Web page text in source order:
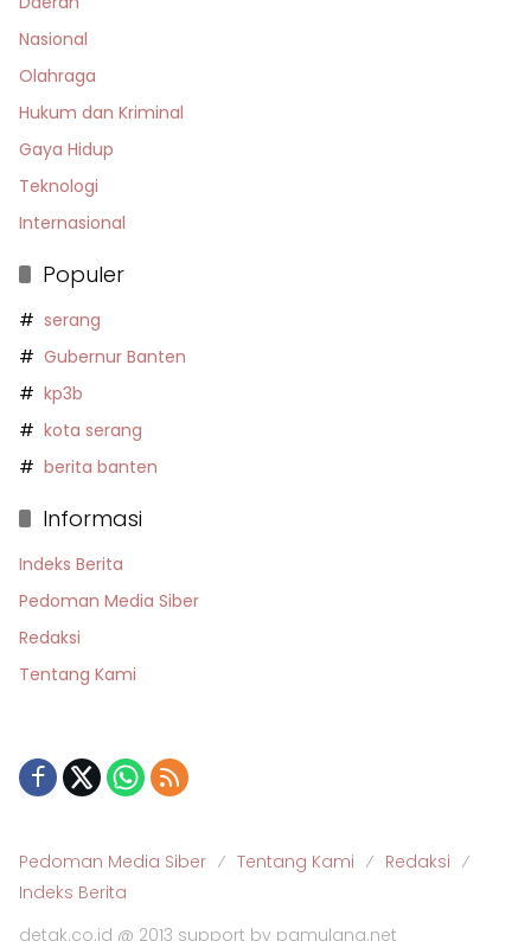
Nasional
Olahraga
Hukum dan Kriminal
Gaya Hidup
Teknologi
Internasional
Populer
serang
Gubernur Banten
kp3b
kota serang
berita banten
Informasi
Indeks Berita
Pedoman Media Siber
Redaksi
Tentang Kami
Pedoman Media Siber Tentang Kami
Redaksi
Indeks Berita
detak.co.id @ 2013 support by pamulang.net